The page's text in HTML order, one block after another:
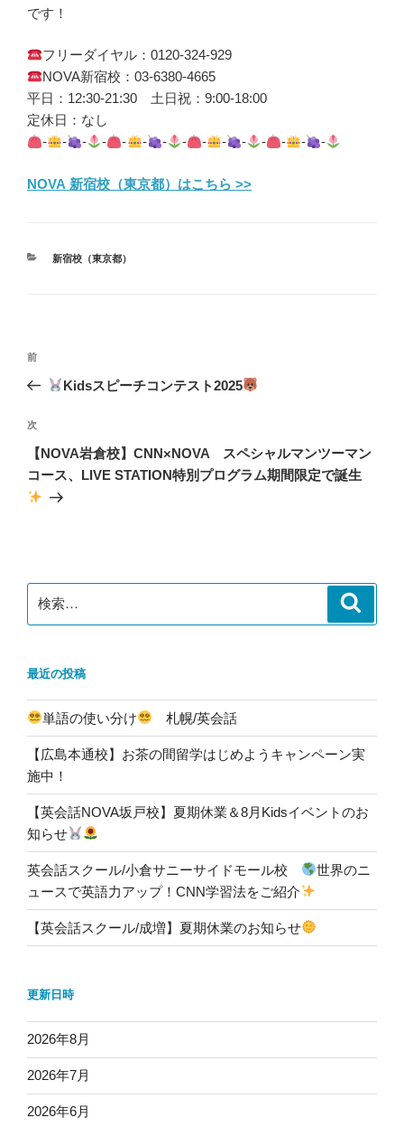
です！
フリーダイヤル：0120-324-929
NOVA新宿校：03-6380-4665
平日：12:30-21:30 土日祝：9:00-18:00
定休日：なし
-
- - - - - - - - - - - - - -
NOVA 新宿校（東京都）はこちら >>
カ
新宿校（東京都）
投
ナ
ビ
ゲ
ー
シ
前
の
稿
前
Kidsスピーチコンテスト2025
次
の
投
稿
次
【NOVA岩倉校】CNN×NOVA スペシャルマンツーマン
コース、LIVE STATION特別プログラム期間限定で誕生
索:
最近の投稿
単語の使い分け 札幌/英会話
【広島本通校】お茶の間留学はじめようキャンペーン実
施中！
【英会話NOVA坂戸校】夏期休業＆8月Kidsイベントのお
知らせ
英会話スクール/小倉サニーサイドモール校
世界のニ
ュースで英語力アップ！CNN学習法をご紹介
【英会話スクール/成増】夏期休業のお知らせ
更新日時
2026年8月
2026年7月
2026年6月